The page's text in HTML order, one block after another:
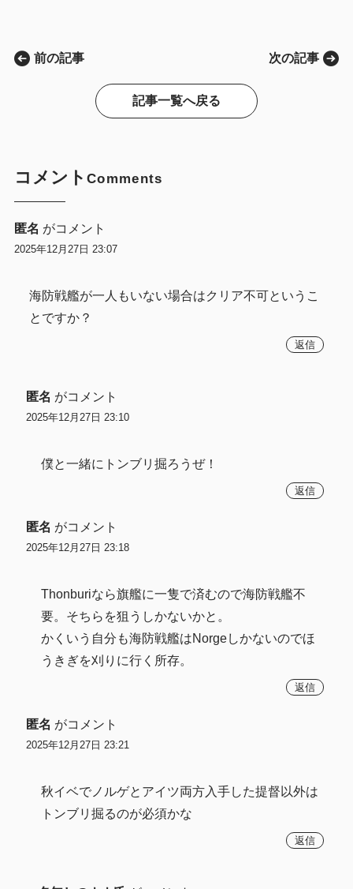
前の記事
記事一覧へ戻る
次の記事
コメント Comments
匿名 がコメント
2025年12月27日 23:07
海防戦艦が一人もいない場合はクリア不可というこ
とですか？
返信
匿名 がコメント
2025年12月27日 23:10
僕と一緒にトンブリ掘ろうぜ！
返信
匿名 がコメント
2025年12月27日 23:18
Thonburiなら旗艦に一隻で済むので海防戦艦不
要。そちらを狙うしかないかと。
かくいう自分も海防戦艦はNorgeしかないのでほ
うきぎを刈りに行く所存。
返信
匿名 がコメント
2025年12月27日 23:21
秋イベでノルゲとアイツ両方入手した提督以外は
トンブリ掘るのが必須かな
返信